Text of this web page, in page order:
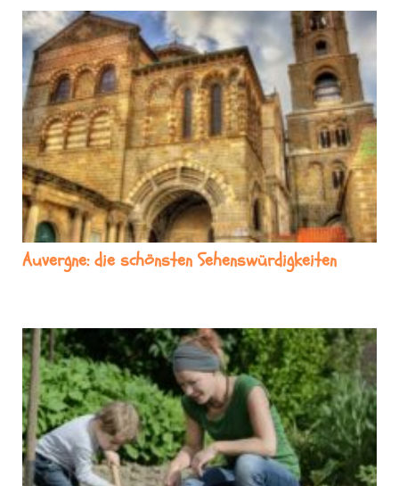
Auvergne: die schönsten Sehenswürdigkeiten